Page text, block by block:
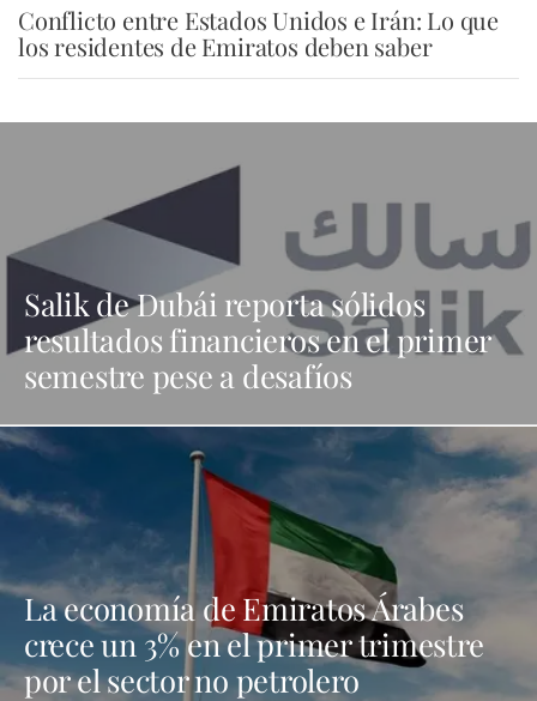
Conflicto entre Estados Unidos e Irán: Lo que
los residentes de Emiratos deben saber
Salik de Dubái reporta sólidos
resultados financieros en el primer
semestre pese a desafíos
La economía de Emiratos Árabes
crece un 3% en el primer trimestre
por el sector no petrolero